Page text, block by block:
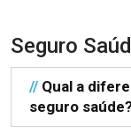
Seguro
// Qual a
seguro